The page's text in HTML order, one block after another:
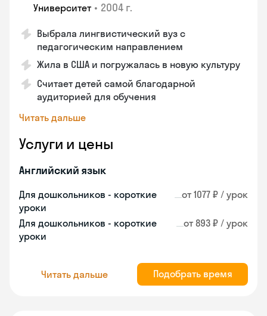
Университет • 2004 г.
Выбрала лингвистический вуз с
педагогическим направлением
Жила в США и погружалась в новую культуру
Считает детей самой благодарной
аудиторией для обучения
Читать дальше
Услуги и цены
Английский язык
Для дошкольников - короткие
уроки
от 1077 ₽ / урок
Для дошкольников - короткие
уроки
от 893 ₽ / урок
Читать дальше Подобрать время